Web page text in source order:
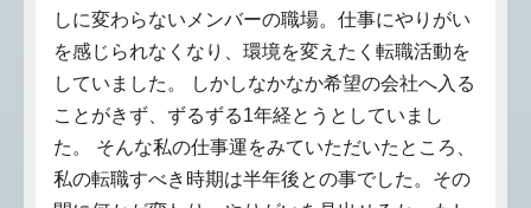
しに変わらないメンバーの職場。仕事にやりがい
を感じられなくなり、環境を変えたく転職活動を
していました。 しかしなかなか希望の会社へ入る
ことがきず、ずるずる1年経とうとしていまし
た。 そんな私の仕事運をみていただいたところ、
私の転職すべき時期は半年後との事でした。その